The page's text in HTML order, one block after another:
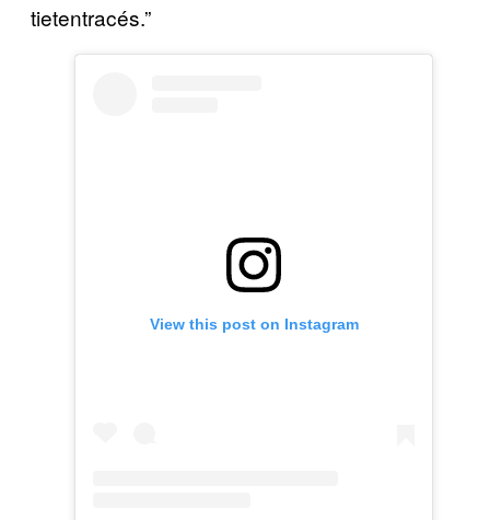
tietentracés.”
View this post on Instagram